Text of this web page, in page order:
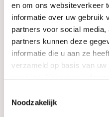
en om ons websiteverkeer
informatie over uw gebruik
partners voor social
partners kunnen deze
informatie die u aan ze
verzameld op basis van uw
Noodzakelijk
Juwelen
Trouwringen
PRE-OWNED
Informatie